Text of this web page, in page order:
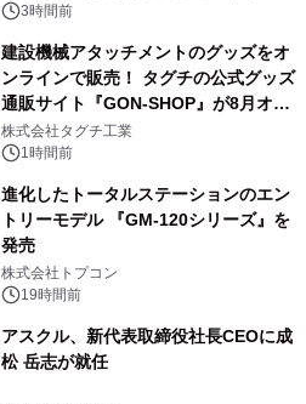
3時間前
建設機械アタッチメントのグッズをオ
ンラインで販売！ タグチの公式グッズ
通販サイト『GON-SHOP』が8月オー
プン
株式会社タグチ工業
1時間前
進化したトータルステーションのエン
トリーモデル 『GM-120シリーズ』を
発売
株式会社トプコン
19時間前
アスクル、新代表取締役社長CEOに成
松 岳志が就任